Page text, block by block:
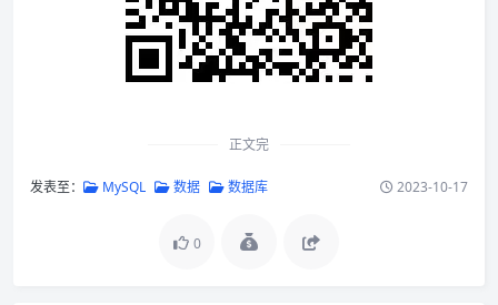
正文完
发表至： MySQL 数据 数据库 2023-10-17
0